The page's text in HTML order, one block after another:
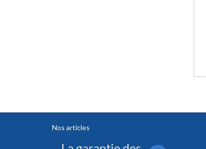
Nos articles